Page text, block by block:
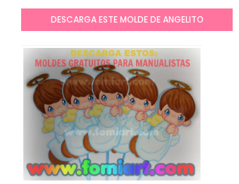
DESCARGA ESTE MOLDE DE ANGELITO